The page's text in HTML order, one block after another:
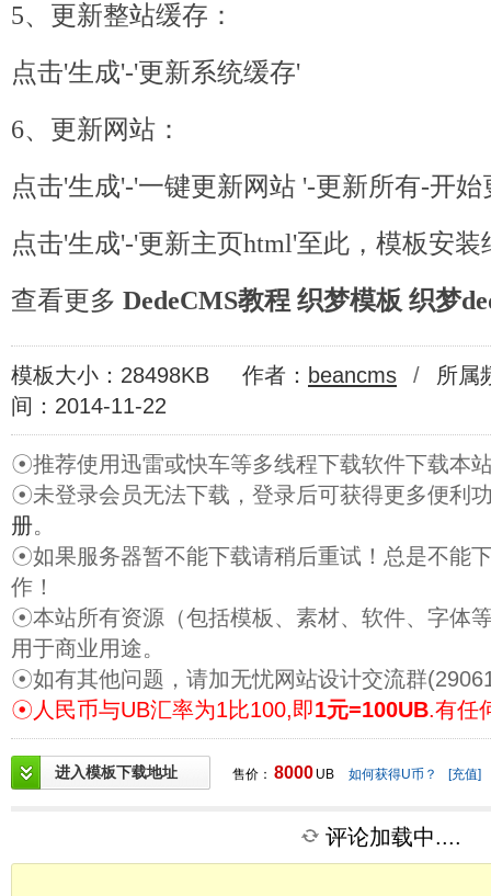
5、更新整站缓存：
点击'生成'-'更新系统缓存'
6、更新网站：
点击'生成'-'一键更新网站 '-更新所有-开始
点击'生成'-'更新主页html'至此，模板安装
查看更多 DedeCMS教程 织梦模板 织梦
模板大小：28498KB 作者： beancms /
所属
间：2014-11-22
☉推荐使用迅雷或快车等多线程下载软件下载本
☉未登录会员无法下载，登录后可获得更多便利
册。
☉如果服务器暂不能下载请稍后重试！总是不能
作！
☉本站所有资源（包括模板、素材、软件、字体
用于商业用途。
☉如有其他问题，请加无忧网站设计交流群
☉人民币与UB汇率为1比100,即1元=100UB.有任
进入模板下载地址 售价： 8000 UB 如何获得U币？ [充值]
评论加载中....